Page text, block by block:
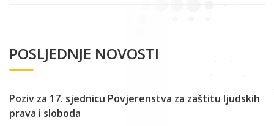
POSLJEDNJE NOVOSTI
Poziv za 17. sjednicu Povjerenstva za zaštitu ljudskih
prava i sloboda